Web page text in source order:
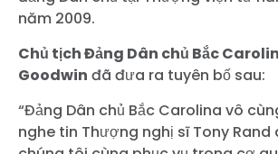
năm 2009.
Chủ tịch Đảng Dân chủ Bắc
Goodwin đã đưa ra tuyên bố sau:
“Đảng Dân chủ Bắc Carolina vô
nghe tin Thượng nghị sĩ Tony Rand